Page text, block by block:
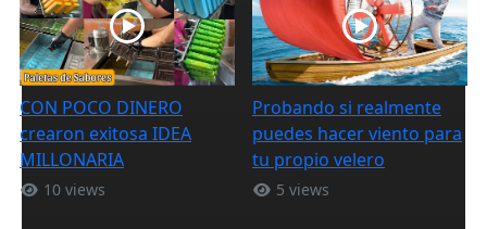
CON POCO DINERO
crearon exitosa IDEA
MILLONARIA
10 views
Probando si realmente
puedes hacer viento para
tu propio velero
5 views